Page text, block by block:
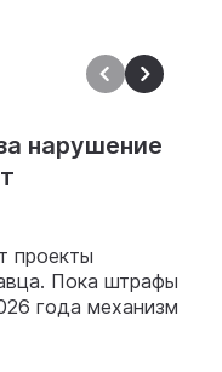
нарушение
проекты
Пока штрафы
года механизм